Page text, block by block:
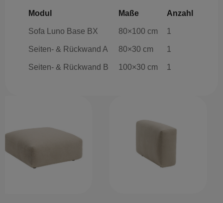
Modul Maße Anzahl
Sofa Luno Base BX 80×100 cm 1
Seiten- & Rückwand A 80×30 cm 1
Seiten- & Rückwand B 100×30 cm 1